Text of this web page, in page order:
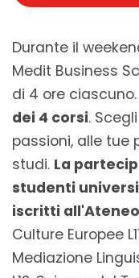
Durante il
Medit Business
di 4 ore ciascuno.
dei 4 corsi.
passioni, alle tue
studi. La
studenti
iscritti
Culture Europee
Mediazione